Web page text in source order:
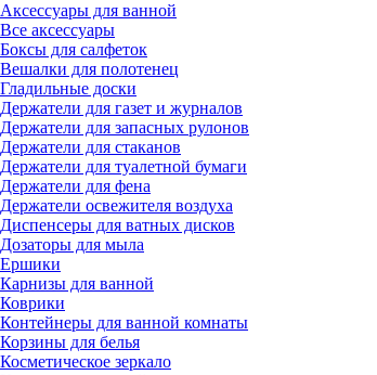
Аксессуары для ванной
Все аксессуары
Боксы для салфеток
Вешалки для полотенец
Гладильные доски
Держатели для газет и журналов
Держатели для запасных рулонов
Держатели для стаканов
Держатели для туалетной бумаги
Держатели для фена
Держатели освежителя воздуха
Диспенсеры для ватных дисков
Дозаторы для мыла
Ершики
Карнизы для ванной
Коврики
Контейнеры для ванной комнаты
Корзины для белья
Косметическое зеркало